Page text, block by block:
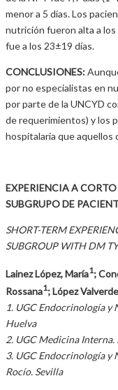
menor a 5 días. Los
nutrición fueron alta a
fue a los 23±19 días.
CONCLUSIONES:
por no especialistas en
por parte de la UNCYD
de requerimientos) y los
hospitalaria que aquellos
EXPERIENCIA A
SUBGRUPO DE
SHORT-TERM
SUBGROUP WITH DM
Lainez López, María1;
Rossana1; López
1. UGC Endocrinología y
Huelva
2. UGC Medicina Interna.
3. UGC Endocrinología
Rocío. Sevilla